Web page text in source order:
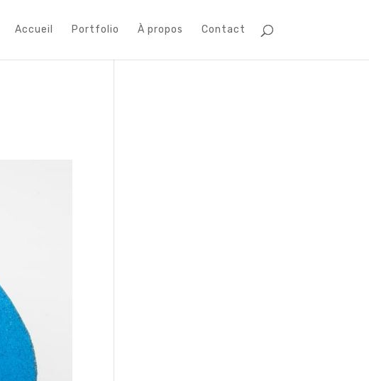
Accueil Portfolio À propos Contact